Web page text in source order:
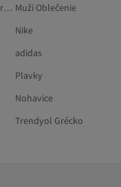
Muži Peňaženky A Držiaky Na Karty Muži Oblečenie
Nike
adidas
Plavky
Nohavice
Trendyol Grécko